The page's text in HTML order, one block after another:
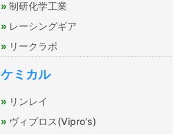
制研化学工業
レーシングギア
リークラボ
ケミカル
リンレイ
ヴィプロス(Vipro's)